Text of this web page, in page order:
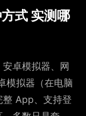
式 实测哪
卓模拟器、网
模拟器（在电脑
整 App、支持登